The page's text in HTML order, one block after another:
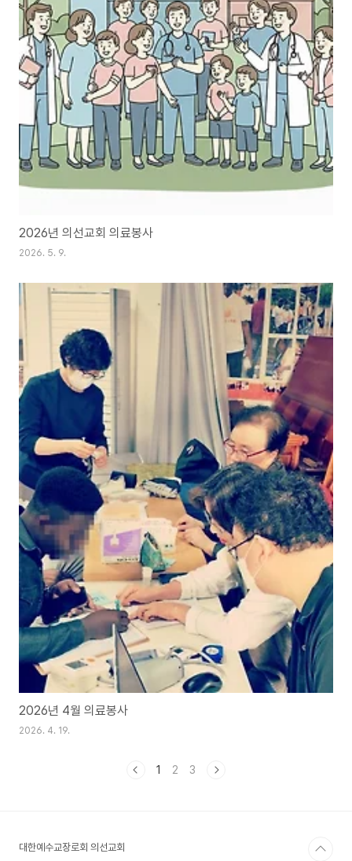
2026년 의선교회 의료봉사
2026. 5. 9.
2026년 4월 의료봉사
2026. 4. 19.
1 2 3
대한예수교장로회 의선교회